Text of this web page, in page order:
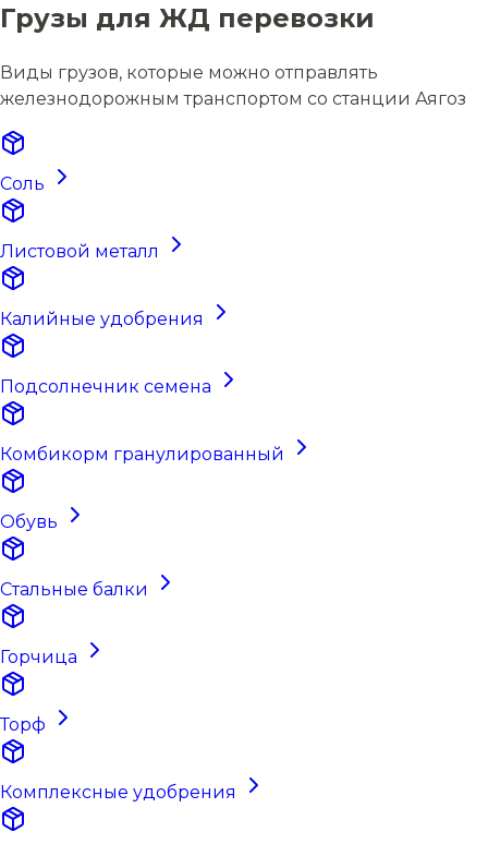
Грузы для ЖД перевозки
Виды грузов, которые можно отправлять
железнодорожным транспортом со станции Аягоз
Соль
Листовой металл
Калийные удобрения
Подсолнечник семена
Комбикорм гранулированный
Обувь
Стальные балки
Горчица
Торф
Комплексные удобрения